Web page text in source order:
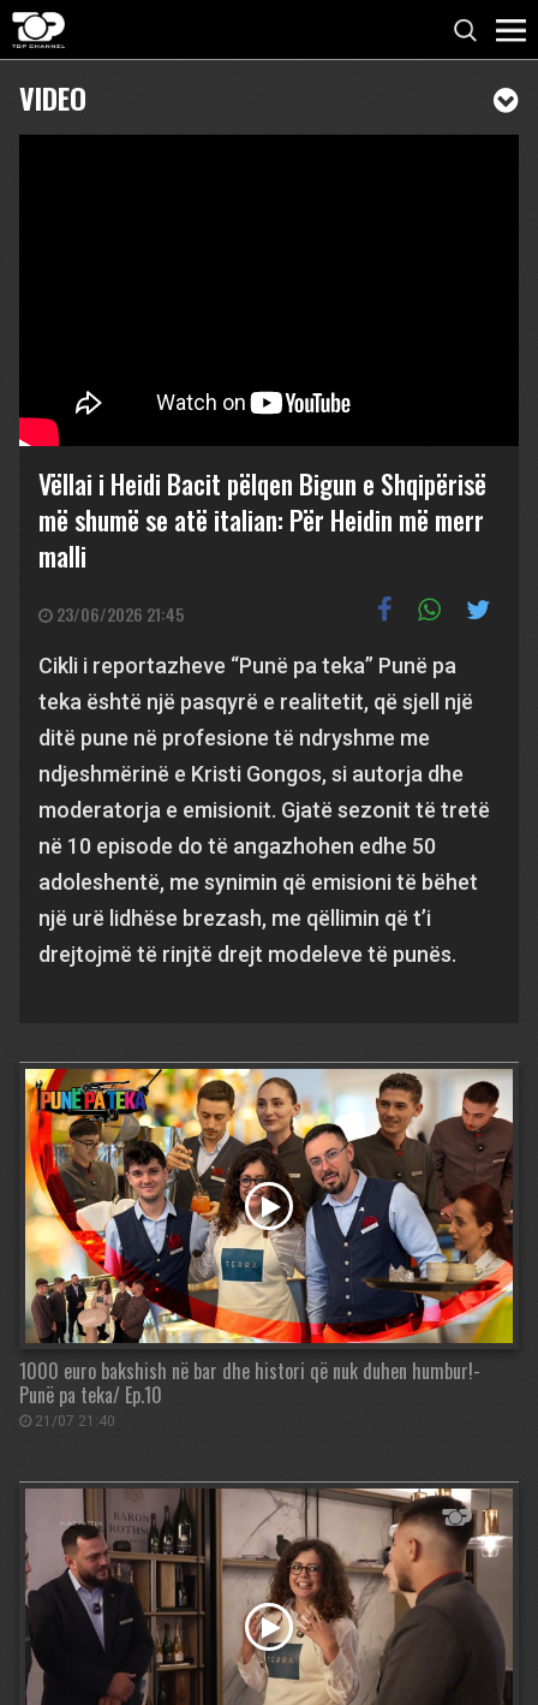
VIDEO
Vëllai i Heidi Bacit pëlqen Bigun e Shqipërisë
më shumë se atë italian: Për Heidin më merr
malli
23/06/2026 21:45
Cikli i reportazheve “Punë pa teka” Punë pa
teka është një pasqyrë e realitetit, që sjell një
ditë pune në profesione të ndryshme me
ndjeshmërinë e Kristi Gongos, si autorja dhe
moderatorja e emisionit. Gjatë sezonit të tretë
në 10 episode do të angazhohen edhe 50
adoleshentë, me synimin që emisioni të bëhet
një urë lidhëse brezash, me qëllimin që t’i
drejtojmë të rinjtë drejt modeleve të punës.
1000 euro bakshish në bar dhe histori që nuk duhen humbur!-
Punë pa teka/ Ep.10
21/07 21:40